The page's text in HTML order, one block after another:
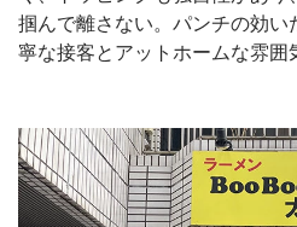
掴んで離さない。パンチの効
寧な接客とアットホームな雰囲